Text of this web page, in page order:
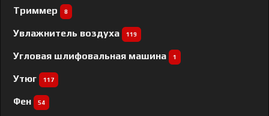
Триммер 8
Увлажнитель воздуха 119
Угловая шлифовальная машина 1
Утюг 117
Фен 54